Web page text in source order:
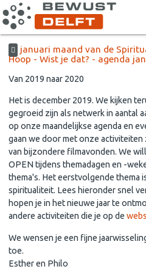
januari maand van de
Hoop - Wist je dat? - agenda
Van 2019 naar 2020
Het is december 2019. We kijken
gegroeid zijn als netwerk in aantal
op onze maandelijkse agenda en
gaan we door met onze
van bijzondere filmavonden. We
OPEN tijdens themadagen en -
thema's. Het eerstvolgende thema
spiritualiteit. Lees hieronder snel
hopen je in het nieuwe jaar te
andere activiteiten die je op de
We wensen je een fijne
toe.
Esther en Philo